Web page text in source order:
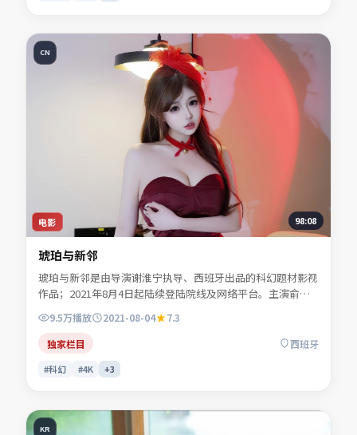
电影
CN
98:08
琥珀与新邻
琥珀与新邻是由导演谢淮宁执导、西班牙出品的科幻题材影视
作品；2021年8月4日起陆续登陆院线及网络平台。主演俞听
命运。人物动机层层揭开，真相并非唯一答案。可在本站免费
高清在线观看完整剧情与主创访谈摘要。
9.5万播放 2021-08-04
7.3
独家栏目
西班牙
#科幻 #4K +3
KR